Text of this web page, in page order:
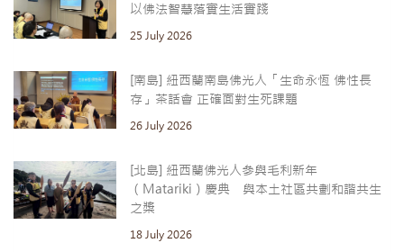
以佛法智慧落實生活實踐
25 July 2026
[南島] 紐西蘭南島佛光人「生命永恆 佛性長
存」茶話會 正確面對生死課題
26 July 2026
[北島] 紐西蘭佛光人參與毛利新年
（Matariki）慶典 與本土社區共劃和諧共生
之槳
18 July 2026